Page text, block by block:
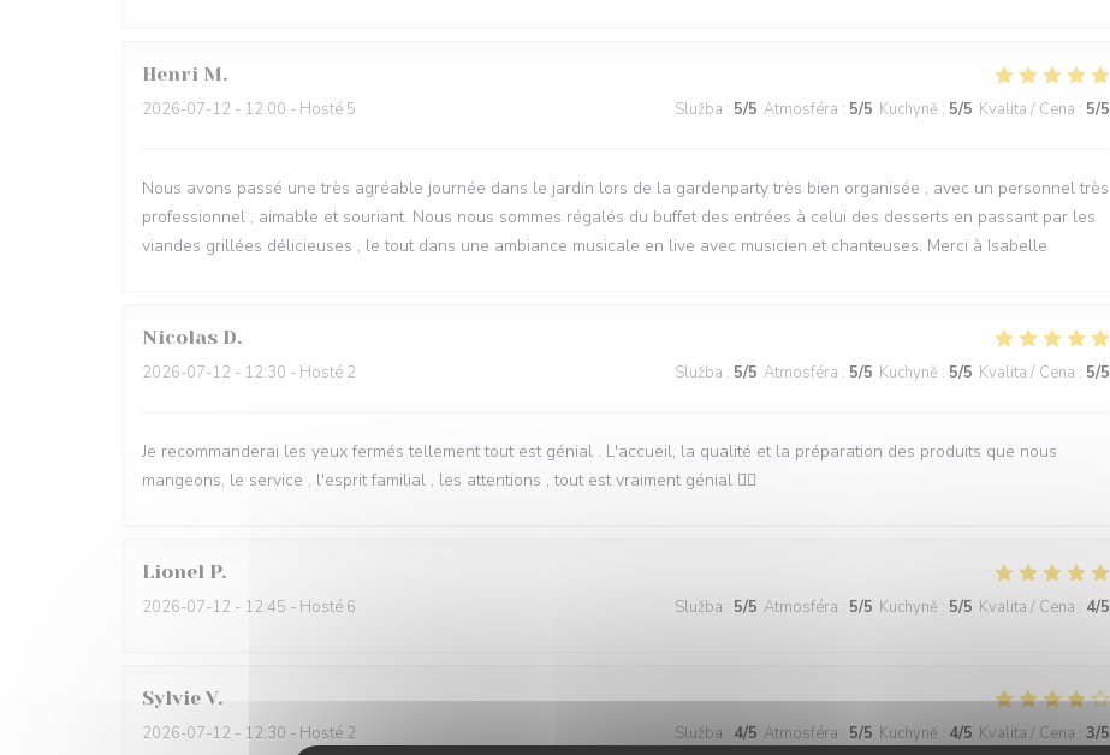
Henri M
2026-07-12 - 12:00 - Hosté 5 Služba : 5/5 Atmosféra : 5/5 Kuchyně : 5/5 Kvalita / Cena : 5/5
Nous avons passé une très agréable journée dans le jardin lors de la gardenparty très bien organisée , avec un personnel très
professionnel , aimable et souriant. Nous nous sommes régalés du buffet des entrées à celui des desserts en passant par les
viandes grillées délicieuses , le tout dans une ambiance musicale en live avec musicien et chanteuses. Merci à Isabelle
Nicolas D
2026-07-12 - 12:30 - Hosté 2 Služba : 5/5 Atmosféra : 5/5 Kuchyně : 5/5 Kvalita / Cena : 5/5
Je recommanderai les yeux fermés tellement tout est génial . L'accueil, la qualité et la préparation des produits que nous
mangeons, le service , l'esprit familial , les attentions , tout est vraiment génial 👍🏻
Lionel P
2026-07-12 - 12:45 - Hosté 6 Služba : 5/5 Atmosféra : 5/5 Kuchyně : 5/5 Kvalita / Cena : 4/5
Sylvie V
2026-07-12 - 12:30 - Hosté 2 Služba : 4/5 Atmosféra : 5/5 Kuchyně : 4/5 Kvalita / Cena : 3/5